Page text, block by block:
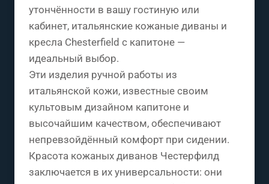
утончённости в вашу гостиную или
кабинет, итальянские кожаные диваны и
кресла Chesterfield с капитоне —
идеальный выбор.
Эти изделия ручной работы из
итальянской кожи, известные своим
культовым дизайном капитоне и
высочайшим качеством, обеспечивают
непревзойдённый комфорт при сидении.
Красота кожаных диванов Честерфилд
заключается в их универсальности: они